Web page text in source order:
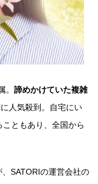
諦めかけていた複雑
人気殺到。自宅にい
ともあり、全国から
SATORIの運営会社の